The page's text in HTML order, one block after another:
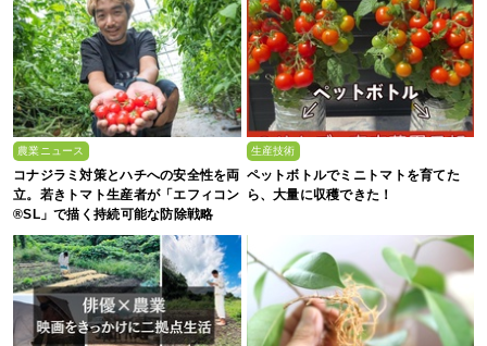
農業ニュース
コナジラミ対策とハチへの安全性を両
立。若きトマト生産者が「エフィコン
®SL」で描く持続可能な防除戦略
生産技術
ペットボトルでミニトマトを育てた
ら、大量に収穫できた！